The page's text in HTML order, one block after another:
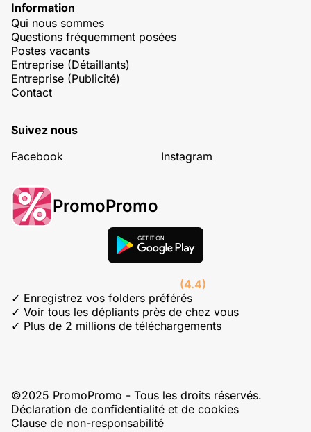
Information
Qui nous sommes
Questions fréquemment posées
Postes vacants
Entreprise (Détaillants)
Entreprise (Publicité)
Contact
Suivez nous
Facebook
Instagram
PromoPromo
(4.4)
✓ Enregistrez vos folders préférés
✓ Voir tous les dépliants près de chez vous
✓ Plus de 2 millions de téléchargements
©2025 PromoPromo - Tous les droits réservés.
Déclaration de confidentialité et de cookies
Clause de non-responsabilité